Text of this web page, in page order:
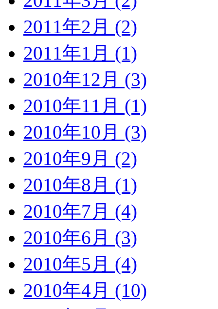
2011年2月 (2)
2011年1月 (1)
2010年12月 (3)
2010年11月 (1)
2010年10月 (3)
2010年9月 (2)
2010年8月 (1)
2010年7月 (4)
2010年6月 (3)
2010年5月 (4)
2010年4月 (10)